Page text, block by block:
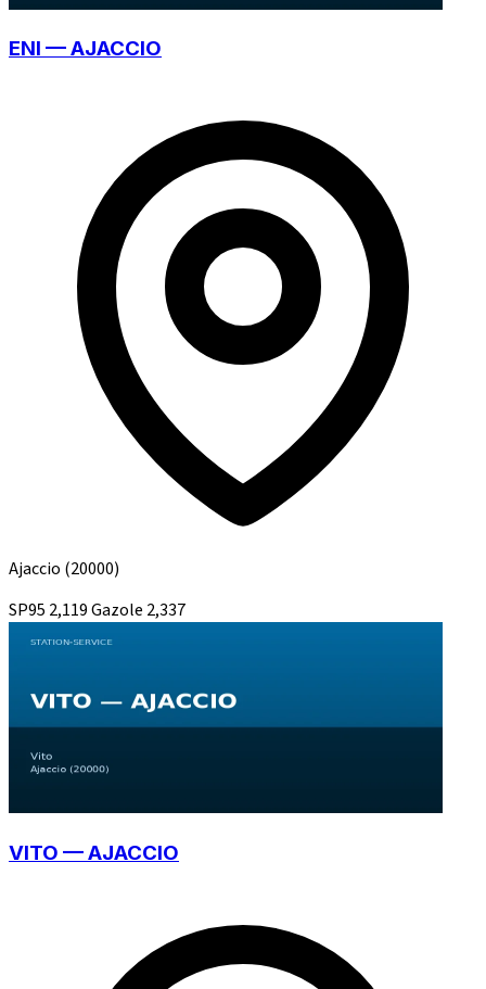
ENI — AJACCIO
Ajaccio (20000)
SP95 2,119Gazole 2,337
VITO — AJACCIO